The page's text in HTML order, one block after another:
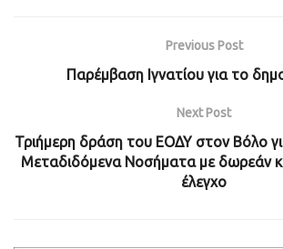
Previous Post
Παρέμβαση Ιγνατίου για το
Next Post
Τριήμερη δράση του ΕΟΔΥ στον Βόλο
Μεταδιδόμενα Νοσήματα με δωρεάν
έλεγχο